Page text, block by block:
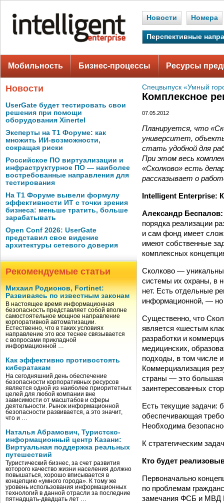
Новости Номера
Перспективные
Мобильность Бизнес-процессы Ресурсы
Новости
UserGate будет тестировать свои
решения при помощи
оборудования Xinertel
Эксперты на Т1 Форуме: как
множить ИИ-возможности,
сокращая риски
Российское ПО виртуализации и
инфраструктурное ПО — наиболее
востребованные направления для
тестирования
На Т1 Форуме вывели формулу
эффективности ИТ с точки зрения
бизнеса: меньше тратить, больше
зарабатывать
Open Conf 2026: UserGate
представил свое видение
архитектуры сетевого доверия
Рекомендуемые статьи
Михаил Родионов, Fortinet:
Развиваясь по известным законам
В настоящее время информационная
безопасность представляет собой вполне
самостоятельное мощное направление
корпоративной автоматизации.
Естественно, что в таких условиях
направление это все теснее связывается
с вопросами прикладной
информационной …
Как эффективно противостоять
кибератакам
На сегодняшний день обеспечение
безопасности корпоративных ресурсов
является одной из наиболее приоритетных
целей для любой компании вне
зависимости от масштабов и сферы
деятельности. Рынок информационной
безопасности развивается, а это значит,
что и …
Наталья Абрамович, Туристско-
информационный центр Казани:
Виртуальная поддержка реальных
путешествий
Туристический бизнес, за счет развития
которого качество жизни населения должно
повышаться, хорошо вписывается в
концепцию «умного города». К тому же
уровень использования информационных
технологий в данной отрасли за последние
пятнадцать-двадцать лет …
Спецвыпуск «Умный
Комплексное
07.05.2012
Планируется, что
университет,
стать удобной для
При этом весь
«Сколково» есть
рассказывает о
Intelligent Enterprise:
Александр Беспалов:
порядка реализации
и сам фонд имеет
имеют собственные
комплексных
Сколково —
системы их охраны, в
нет. Есть отдельные
информационной, — но
Существенно, что
является «шестым
разработки и
медицинских,
подходы, в том числе
Коммерциализация
страны — это большая
заинтересованных
Есть текущие задачи:
обеспечивающая
Необходима
К стратегическим
Кто будет
Первоначально
по проблемам
замечания ФСБ и МВД